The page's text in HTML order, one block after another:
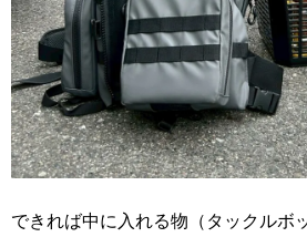
できれば中に入れる物（タックルボ